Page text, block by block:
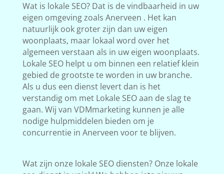
Wat is lokale SEO? Dat is de vindbaarheid in uw
eigen omgeving zoals Anerveen . Het kan
natuurlijk ook groter zijn dan uw eigen
woonplaats, maar lokaal word over het
algemeen verstaan als in uw eigen woonplaats.
Lokale SEO helpt u om binnen een relatief klein
gebied de grootste te worden in uw branche.
Als u dus een dienst levert dan is het
verstandig om met Lokale SEO aan de slag te
gaan. Wij van VDMmarketing kunnen je alle
nodige hulpmiddelen bieden om je
concurrentie in Anerveen voor te blijven.
Wat zijn onze lokale SEO diensten? Onze lokale